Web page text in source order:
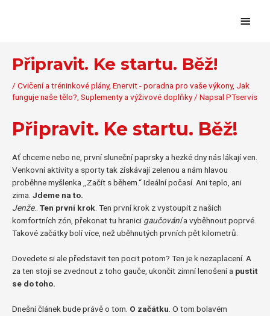
Připravit. Ke startu. Běž!
/ Cvičení a tréninkové plány, Enervit - poradna pro vaše výkony, Jak
funguje naše tělo? Suplementy a výživové doplňky/ Napsal PTservis
Připravit. Ke startu. Běž!
Ať chceme nebo ne, první sluneční paprsky a hezké dny nás lákají ven.
Venkovní aktivity a sporty tak získávají zelenou a nám hlavou
proběhne myšlenka ,,Začít s během.“ Ideální počasí. Ani teplo, ani
zima. Jdeme na to.
Jenže.. Ten první krok. Ten první krok z vystoupit z našich
komfortních zón, překonat tu hranici gaučovánía vyběhnout poprvé.
Takové začátky bolí více, než uběhnutých prvních pět kilometrů.
Dovedete si ale představit ten pocit potom? Ten je k nezaplacení. A
za ten stojí se zvednout z toho gauče, ukončit zimní lenošení a pustit
se do toho.
Dnešní článek bude právě o tom. O začátku. O tom bolavém